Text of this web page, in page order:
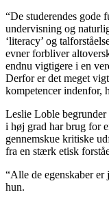
“De studerendes gode
undervisning og
‘literacy’ og
evner forbliver
endnu vigtigere i en
Derfor er det meget
kompetencer indenfor,
Leslie Loble
i høj grad har brug for
gennemskue kritiske
fra en stærk etisk
“Alle de egenskaber
hun.